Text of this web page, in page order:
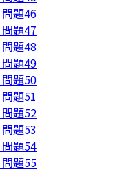
題46
題47
題48
題49
題50
題51
題52
題53
題54
題55